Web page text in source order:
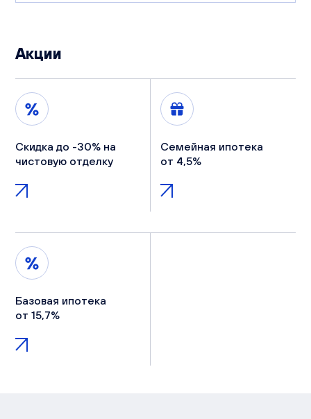
Акции
Скидка до -30% на
чистовую отделку
Семейная ипотека
от 4,5%
Базовая ипотека
от 15,7%